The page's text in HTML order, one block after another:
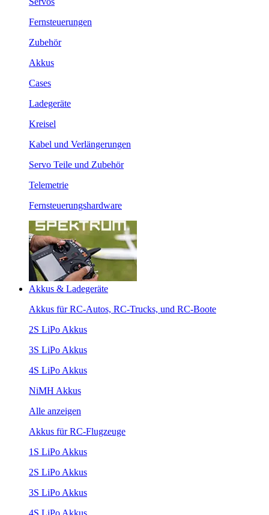
Fernsteuerungen
Zubehör
Akkus
Cases
Ladegeräte
Kreisel
Kabel und Verlängerungen
Servo Teile und Zubehör
Telemetrie
Fernsteuerungshardware
Akkus & Ladegeräte
Akkus für RC-Autos, RC-Trucks, und RC-Boote
2S LiPo Akkus
3S LiPo Akkus
4S LiPo Akkus
NiMH Akkus
Alle anzeigen
Akkus für RC-Flugzeuge
1S LiPo Akkus
2S LiPo Akkus
3S LiPo Akkus
4S LiPo Akkus